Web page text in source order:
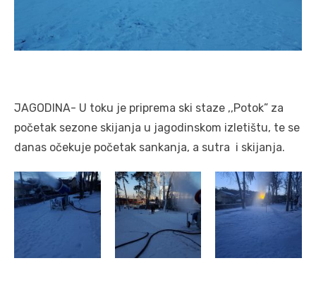
JAGODINA- U toku je priprema ski staze ,,Potok” za
početak sezone skijanja u jagodinskom izletištu, te se
danas očekuje početak sankanja, a sutra i skijanja.